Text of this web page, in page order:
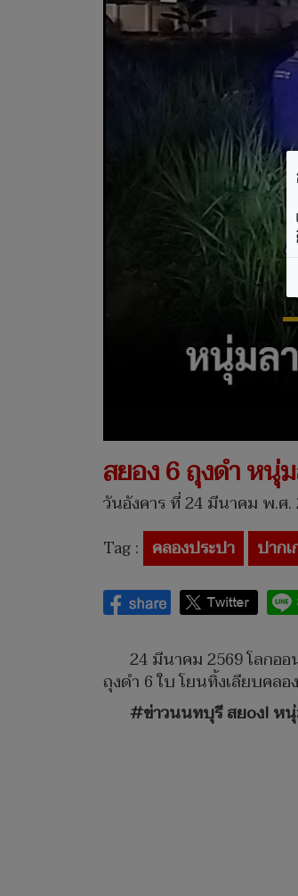
สยอง 6 ถุงดำ หนุ่
วันอังคาร ที่ 24 มีนาคม พ.ศ.
Tag : คลองประปา ปาก
24 มีนาคม 2569 โลกอ
ถุงดำ 6 ใบ โยนทิ้งเลียบคล
#ข่าวนนทบุรี สยoง! หนุ่